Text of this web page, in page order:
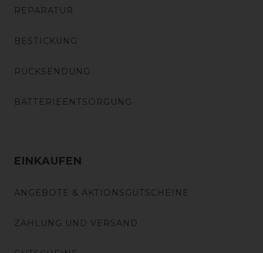
REPARATUR
BESTICKUNG
RÜCKSENDUNG
BATTERIEENTSORGUNG
EINKAUFEN
ANGEBOTE & AKTIONSGUTSCHEINE
ZAHLUNG UND VERSAND